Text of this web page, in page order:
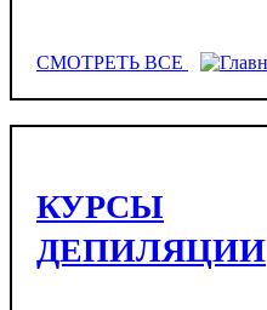
СМОТРЕТЬ ВСЕ
КУРСЫ
ДЕПИЛЯЦИИ